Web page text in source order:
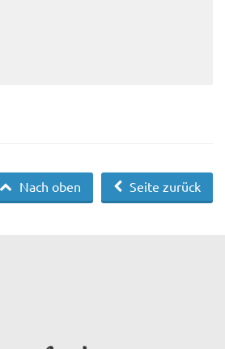
Seite zurück
Nach oben